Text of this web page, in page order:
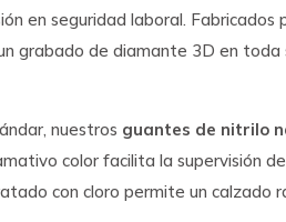
en seguridad laboral.
grabado de diamante 3D en
nuestros guantes de nitrilo
color facilita la supervisión
con cloro permite un calzado